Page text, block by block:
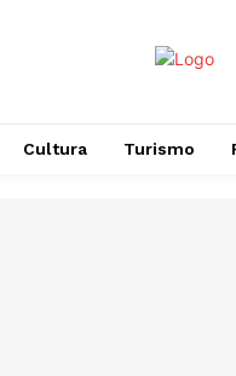
Cultura Turismo